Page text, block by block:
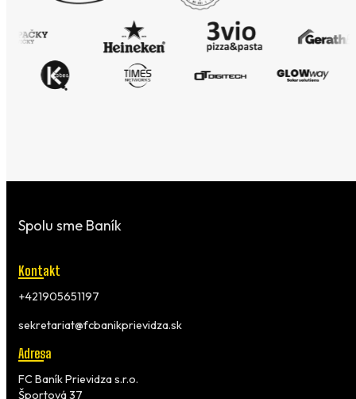
Spolu sme Baník
Kontakt
+421905651197
sekretariat@fcbanikprievidza.sk
Adresa
FC Baník Prievidza s.r.o.
Športová 37